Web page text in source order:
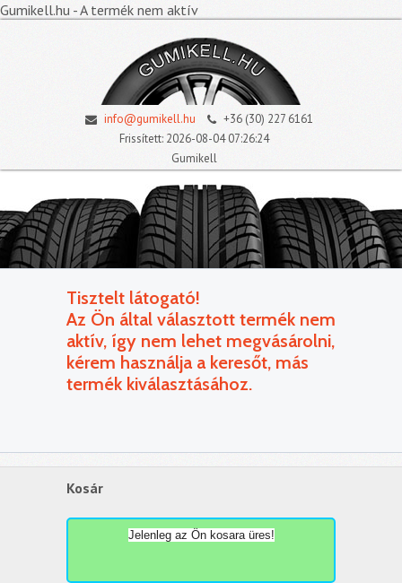
Gumikell.hu - A termék nem aktív
info@gumikell.hu
+36 (30) 227 6161
Frissített: 2026-08-04 07:26:24
Gumikell
Tisztelt látogató!
Az Ön által választott termék nem
aktív, így nem lehet megvásárolni,
kérem használja a keresőt, más
termék kiválasztásához.
Kosár
Jelenleg az Ön kosara üres!